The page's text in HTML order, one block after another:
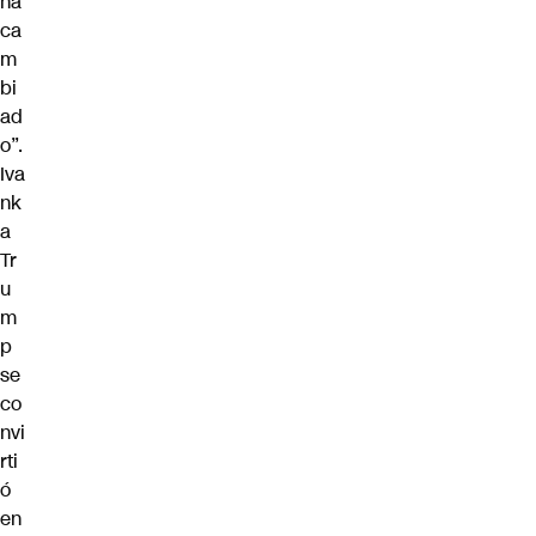
ca
m
bi
ad
o”.
Iva
nk
a
Tr
u
m
p
se
co
nvi
rti
ó
en